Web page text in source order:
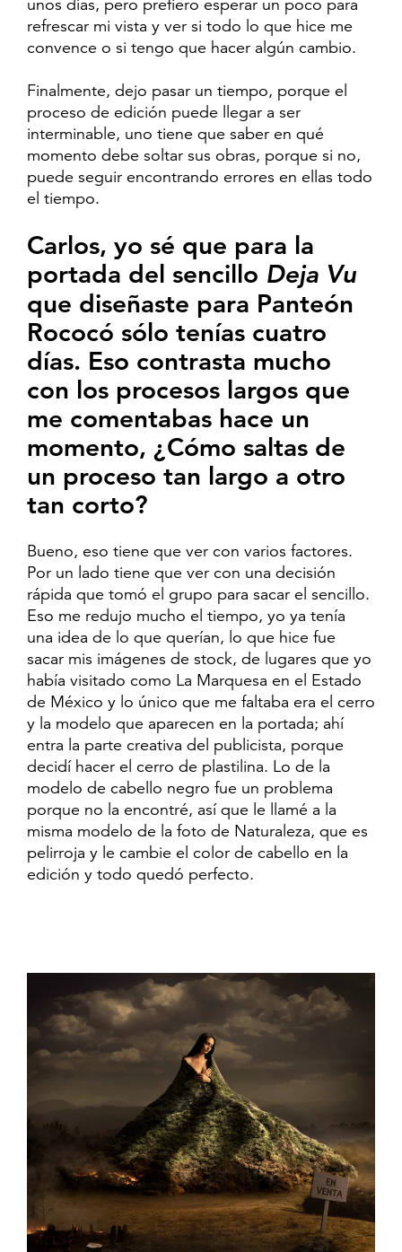
unos días, pero prefiero esperar un poco para
refrescar mi vista y ver si todo lo que hice me
convence o si tengo que hacer algún cambio.
Finalmente, dejo pasar un tiempo, porque el
proceso de edición puede llegar a ser
interminable, uno tiene que saber en qué
momento debe soltar sus obras, porque si no,
puede seguir encontrando errores en ellas todo
el tiempo.
Carlos, yo sé que para la
portada del sencillo Deja Vu
que diseñaste para Panteón
Rococó sólo tenías cuatro
días. Eso contrasta mucho
con los procesos largos que
me comentabas hace un
momento, ¿Cómo saltas de
un proceso tan largo a otro
tan corto?
Bueno, eso tiene que ver con varios factores.
Por un lado tiene que ver con una decisión
rápida que tomó el grupo para sacar el sencillo.
Eso me redujo mucho el tiempo, yo ya tenía
una idea de lo que querían, lo que hice fue
sacar mis imágenes de stock, de lugares que yo
había visitado como La Marquesa en el Estado
de México y lo único que me faltaba era el cerro
y la modelo que aparecen en la portada; ahí
entra la parte creativa del publicista, porque
decidí hacer el cerro de plastilina. Lo de la
modelo de cabello negro fue un problema
porque no la encontré, así que le llamé a la
misma modelo de la foto de Naturaleza, que es
pelirroja y le cambie el color de cabello en la
edición y todo quedó perfecto.